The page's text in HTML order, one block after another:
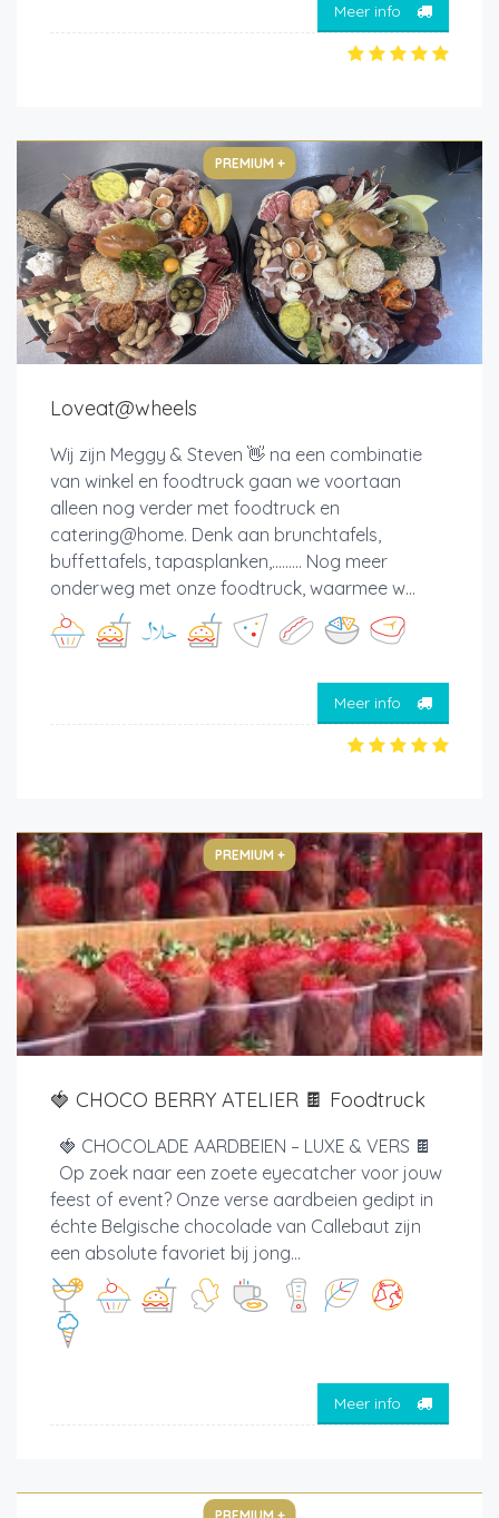
Meer info
PREMIUM +
Loveat@wheels
Wij zijn Meggy & Steven 👋 na een combinatie
van winkel en foodtruck gaan we voortaan
alleen nog verder met foodtruck en
catering@home. Denk aan brunchtafels,
buffettafels, tapasplanken,......... Nog meer
onderweg met onze foodtruck, waarmee w...
Meer info
PREMIUM +
🍓 CHOCO BERRY ATELIER 🍫 Foodtruck
🍓 CHOCOLADE AARDBEIEN – LUXE & VERS 🍫
Op zoek naar een zoete eyecatcher voor jouw
feest of event? Onze verse aardbeien gedipt in
échte Belgische chocolade van Callebaut zijn
een absolute favoriet bij jong...
Meer info